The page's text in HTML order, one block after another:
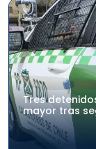
Tres
mayor tras